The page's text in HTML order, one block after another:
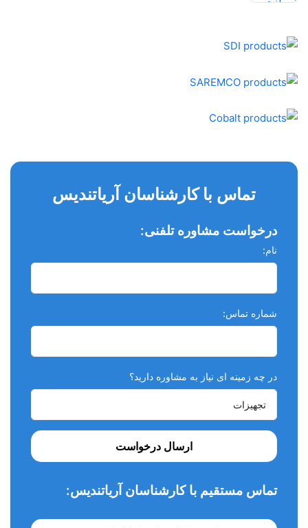
تماس با کارشناسان آریاتندیس
درخواست مشاوره تلفنی:
نام:
شماره تماس:
در چه زمینه ای نیاز به مشاوره دارید؟
ارسال درخواست
تماس مستقیم با کارشناسان آریاتندیس: